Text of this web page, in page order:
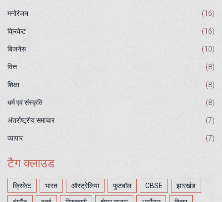
मनोरंजन (16)
क्रिकेट (16)
बिजनेस (10)
वित्त (8)
शिक्षा (8)
धर्म एवं संस्कृति (8)
अंतर्राष्ट्रीय समाचार (7)
व्यापार (7)
टैग क्लाउड
क्रिकेट भारत ऑस्ट्रेलिया फुटबॉल CBSE झारखंड